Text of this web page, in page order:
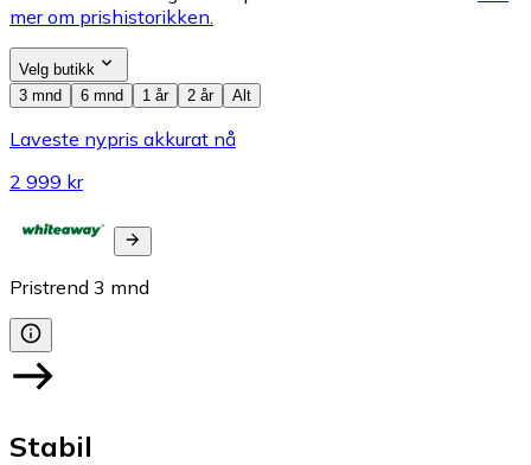
mer om prishistorikken.
Velg butikk
3 mnd
6 mnd 1 år 2 år Alt
Laveste nypris akkurat nå
2 999 kr
Pristrend 3 mnd
Stabil